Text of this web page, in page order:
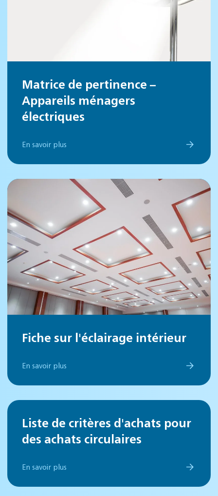
Matrice de pertinence –
Appareils ménagers
électriques
En savoir plus
Fiche sur l'éclairage intérieur
En savoir plus
Liste de critères d'achats pour
des achats circulaires
En savoir plus